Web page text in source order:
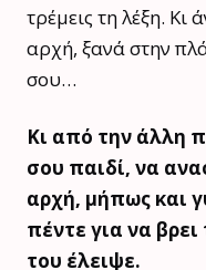
τρέμεις τη λέξη. Κι
αρχή, ξανά στην
σου…
Κι από την άλλη
σου παιδί, να
αρχή, μήπως και
πέντε για να
του έλειψε.